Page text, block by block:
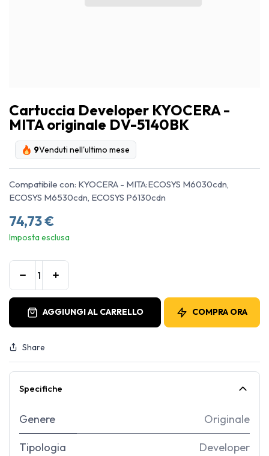
Cartuccia Developer KYOCERA -
MITA originale DV-5140BK
9Venduti nell'ultimo mese
Compatibile con: KYOCERA - MITA:ECOSYS M6030cdn,
ECOSYS M6530cdn, ECOSYS P6130cdn
74,73€
Imposta esclusa
AGGIUNGI AL CARRELLO COMPRA ORA
Share
Specifiche
Genere Originale
Tipologia Developer